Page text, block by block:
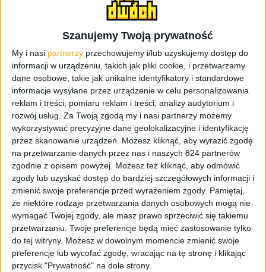
Szanujemy Twoją prywatność
My i nasi partnerzy przechowujemy i/lub uzyskujemy dostęp do
informacji w urządzeniu, takich jak pliki cookie, i przetwarzamy
dane osobowe, takie jak unikalne identyfikatory i standardowe
informacje wysyłane przez urządzenie w celu personalizowania
reklam i treści, pomiaru reklam i treści, analizy audytorium i
rozwój usług. Za Twoją zgodą my i nasi partnerzy możemy
wykorzystywać precyzyjne dane geolokalizacyjne i identyfikację
przez skanowanie urządzeń. Możesz kliknąć, aby wyrazić zgodę
na przetwarzanie danych przez nas i naszych 824 partnerów
zgodnie z opisem powyżej. Możesz też kliknąć, aby odmówić
zgody lub uzyskać dostęp do bardziej szczegółowych informacji i
zmienić swoje preferencje przed wyrażeniem zgody. Pamiętaj,
że niektóre rodzaje przetwarzania danych osobowych mogą nie
wymagać Twojej zgody, ale masz prawo sprzeciwić się takiemu
przetwarzaniu. Twoje preferencje będą mieć zastosowanie tylko
do tej witryny. Możesz w dowolnym momencie zmienić swoje
preferencje lub wycofać zgodę, wracając na tę stronę i klikając
przycisk "Prywatność" na dole strony.
Teksty autora
Tablety
Tablety Galaxy Tab 3 oficjalnie w
sprzedaży…, ale na razie w USA